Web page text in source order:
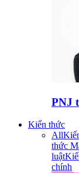
PNJ
Kiến thức
All
thức
luật
chính